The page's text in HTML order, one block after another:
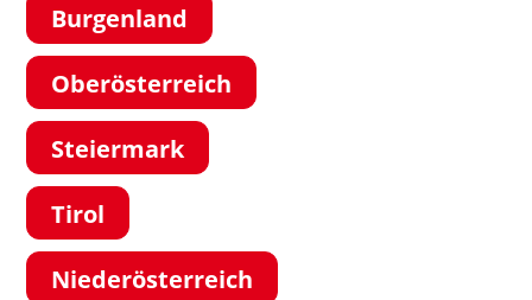
Burgenland
Oberösterreich
Steiermark
Tirol
Niederösterreich